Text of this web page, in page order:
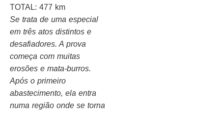
TOTAL: 477 km
Se trata de uma especial
em três atos distintos e
desafiadores. A prova
começa com muitas
erosões e mata-burros.
Após o primeiro
abastecimento, ela entra
numa região onde se torna